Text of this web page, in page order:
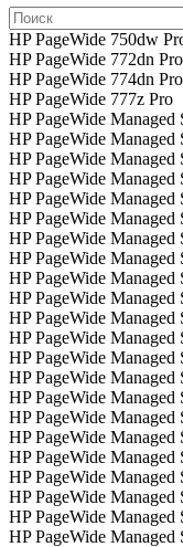
HP PageWide 750dw
HP PageWide 772dn Pro
HP PageWide 774dn Pro
HP PageWide 777z Pro
HP PageWide Managed
HP PageWide Managed
HP PageWide Managed
HP PageWide Managed
HP PageWide Managed
HP PageWide Managed
HP PageWide Managed
HP PageWide Managed
HP PageWide Managed
HP PageWide Managed
HP PageWide Managed
HP PageWide Managed
HP PageWide Managed
HP PageWide Managed
HP PageWide Managed
HP PageWide Managed
HP PageWide Managed
HP PageWide Managed
HP PageWide Managed
HP PageWide Managed
HP PageWide Managed
HP PageWide Managed